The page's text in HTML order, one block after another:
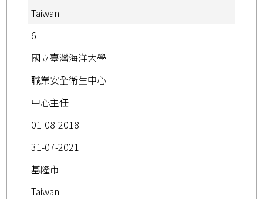
Taiwan
6
國立臺灣海洋大學
職業安全衛生中心
中心主任
01-08-2018
31-07-2021
基隆市
Taiwan